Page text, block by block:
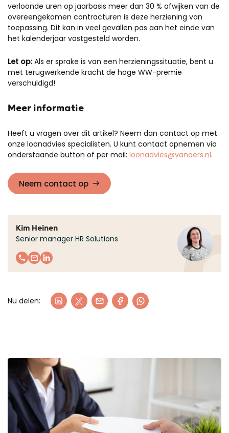
verloonde uren op jaarbasis meer dan 30 % afwijken van de
overeengekomen contracturen is deze herziening van
toepassing. Dit kan in veel gevallen pas aan het einde van
het kalenderjaar vastgesteld worden.
Let op:Als er sprake is van een herzieningssituatie, bent u
met terugwerkende kracht de hoge WW-premie
verschuldigd!
Meer informatie
Heeft u vragen over dit artikel? Neem dan contact op met
onze loonadvies specialisten. U kunt contact opnemen via
onderstaande button of per mail: loonadvies@vanoers.nl.
Neem contact op
Kim Heinen
Senior manager HR Solutions
Nu delen: